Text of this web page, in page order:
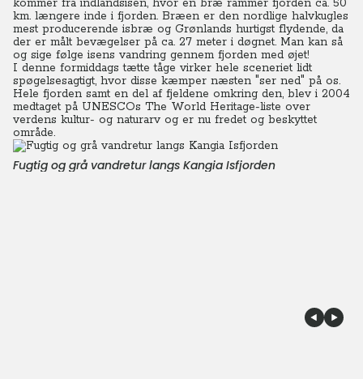
kommer fra indlandsisen, hvor en bræ rammer fjorden ca. 50
km. længere inde i fjorden. Bræen er den nordlige halvkugles
mest producerende isbræ og Grønlands hurtigst flydende, da
der er målt bevægelser på ca. 27 meter i døgnet. Man kan så
og sige følge isens vandring gennem fjorden med øjet!
I denne formiddags tætte tåge virker hele sceneriet lidt
spøgelsesagtigt, hvor disse kæmper næsten "ser ned" på os.
Hele fjorden samt en del af fjeldene omkring den, blev i 2004
medtaget på UNESCOs The World Heritage-liste over
verdens kultur- og naturarv og er nu fredet og beskyttet
område.
Fugtig og grå vandretur langs Kangia Isfjorden